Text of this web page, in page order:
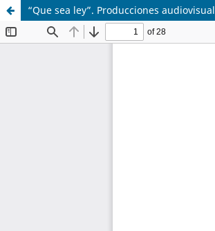
“Que sea ley”. Producciones